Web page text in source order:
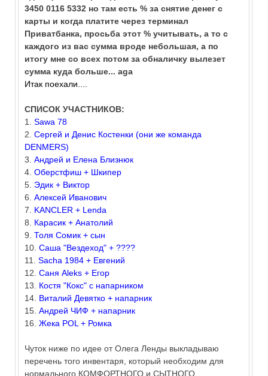
3450 0116 5332 но там есть % за снятие денег с
карты и когда платите через терминал
Приватбанка, просьба этот % учитывать, а то с
каждого из вас сумма вроде небольшая, а по
итогу мне со всех потом за обналичку вылезет
сумма куда больше... aga
Итак поехали....
СПИСОК УЧАСТНИКОВ:
1.Sawa 78
2.Сергей и Денис Костенки (они же команда
DENMERS)
3.Андрей и Елена Близнюк
4.Оберстфиш + Шкипер
5. Эдик + Виктор
6.Алексей Иванович
7. KANCLER + Lenda
8. Карасик + Анатолий
9.Толя Сомик + сын
10.Саша "Вездеход" + ????
11.Sacha 1984 + Евгений
12.Саня Aleks + Егор
13. Костя "Кокс" с напарником
14. Виталий Девятко + напарник
15.Андрей ЧИФ + напарник
16.Жека POL + Ромка
Чуток ниже по идее от Олега Ленды выкладываю
перечень того инвентаря, который необходим для
нормального КОМФОРТНОГО и СЫТНОГО